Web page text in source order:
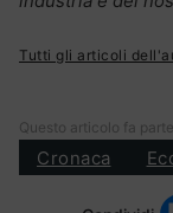
Tutti gli articoli
Questo articolo fa
Cronaca